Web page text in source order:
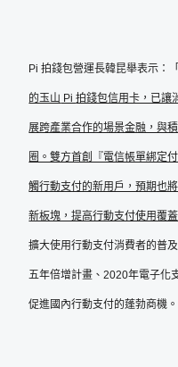
Pi 拍錢包營運長韓昆舉表示：「
的玉山 Pi拍錢包信用卡，已讓
展跨產業合作的場景金融，與
圈。雙方首創『電信帳單綁定
觸行動支付的新用戶，預期也
新板塊，提高行動支付使用覆蓋
擴大使用行動支付消費者的普
五年倍增計畫、2020年電子化
促進國內行動支付的蓬勃商機。